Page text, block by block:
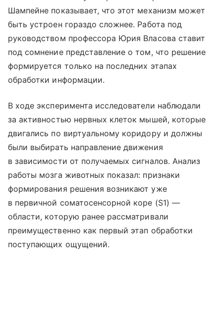
Шампейне показывает, что этот механизм может
быть устроен гораздо сложнее. Работа под
руководством профессора Юрия Власова ставит
под сомнение представление о том, что решение
формируется только на последних этапах
обработки информации.
В ходе эксперимента исследователи наблюдали
за активностью нервных клеток мышей, которые
двигались по виртуальному коридору и должны
были выбирать направление движения
в зависимости от получаемых сигналов. Анализ
работы мозга животных показал: признаки
формирования решения возникают уже
в первичной соматосенсорной коре (S1) —
области, которую ранее рассматривали
преимущественно как первый этап обработки
поступающих ощущений.